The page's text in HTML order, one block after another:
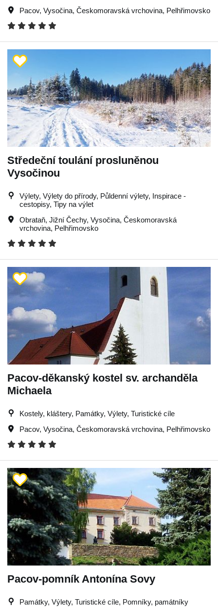
Pacov, Vysočina, Českomoravská vrchovina, Pelhřimovsko
Středeční toulání prosluněnou
Vysočinou
Výlety, Výlety do přírody, Půldenní výlety, Inspirace -
cestopisy, Tipy na výlet
Obrataň, Jižní Čechy, Vysočina, Českomoravská
vrchovina, Pelhřimovsko
Pacov-děkanský kostel sv. archanděla
Michaela
Kostely, kláštery, Památky, Výlety, Turistické cíle
Pacov, Vysočina, Českomoravská vrchovina, Pelhřimovsko
Pacov-pomník Antonína Sovy
Památky, Výlety, Turistické cíle, Pomníky, památníky